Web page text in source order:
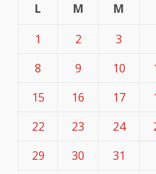
L M M
1
2 3
8
9 10
15
16 17
22
23 24
29
30 31